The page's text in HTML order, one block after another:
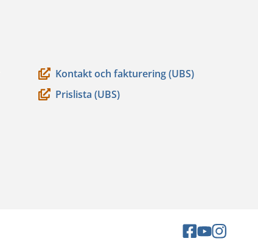
Kontakt och fakturering (UBS)
Prislista (UBS)
Sociala
Sociala
Sociala